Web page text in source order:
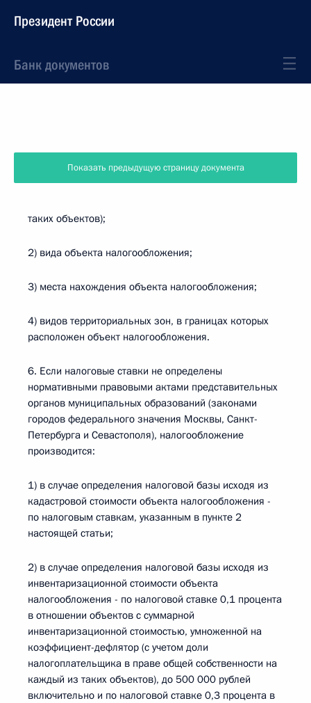
Президент России
Банк документов
Показать предыдущую страницу документа
таких объектов);
2) вида объекта налогообложения;
3) места нахождения объекта налогообложения;
4) видов территориальных зон, в границах которых
расположен объект налогообложения.
6. Если налоговые ставки не определены
нормативными правовыми актами представительных
органов муниципальных образований (законами
городов федерального значения Москвы, Санкт-
Петербурга и Севастополя), налогообложение
производится:
1) в случае определения налоговой базы исходя из
кадастровой стоимости объекта налогообложения -
по налоговым ставкам, указанным в пункте 2
настоящей статьи;
2) в случае определения налоговой базы исходя из
инвентаризационной стоимости объекта
налогообложения - по налоговой ставке 0,1 процента
в отношении объектов с суммарной
инвентаризационной стоимостью, умноженной на
коэффициент-дефлятор (с учетом доли
налогоплательщика в праве общей собственности на
каждый из таких объектов), до 500 000 рублей
включительно и по налоговой ставке 0,3 процента в